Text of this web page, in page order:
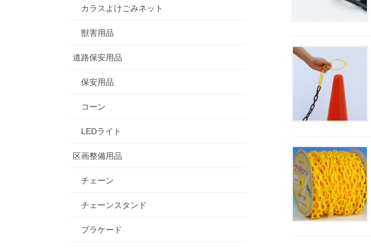
カラスよけごみネット
獣害用品
道路保安用品
保安用品
コーン
LEDライト
区画整備用品
チェーン
チェーンスタンド
プラケード